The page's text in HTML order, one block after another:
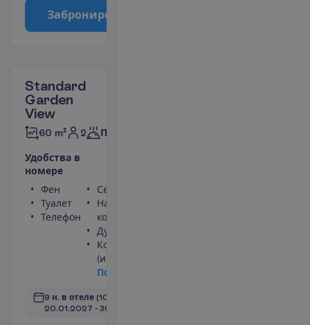
Заброниро
Standard
Garden
View
60 m² 2 Полупансион
Удобства в
номере
Фен
Туалет
Телефон
Сейф
Набор для чая/
кофе
Душ
Кондиционер
(индивидуальный)
По
9 н. в отеле (10 н. всего)
20.01.2027 - 30.01.2027